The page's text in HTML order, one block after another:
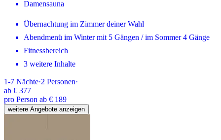
Damensauna
Übernachtung im Zimmer deiner Wahl
Abendmenü im Winter mit 5 Gängen / im Sommer 4 Gänge
Fitnessbereich
3 weitere Inhalte
1-7 Nächte·2 Personen·
ab € 377
pro Person ab € 189
weitere Angebote anzeigen